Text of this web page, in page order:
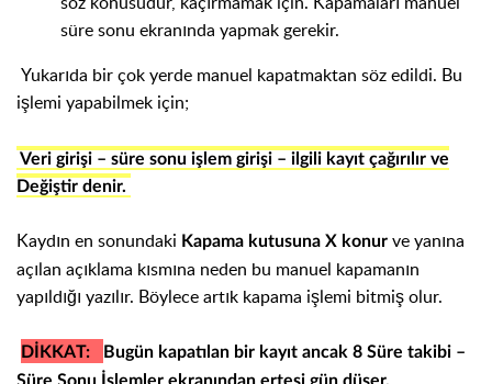
süre sonu ekranında yapmak gerekir.
Yukarıda bir çok yerde manuel kapatmaktan söz edildi. Bu
işlemi yapabilmek için;
Veri girişi – süre sonu işlem girişi – ilgili kayıt çağırılır ve
Değiştir denir.
Kaydın en sonundaki Kapama kutusuna X konur ve yanına
açılan açıklama kısmına neden bu manuel kapamanın
yapıldığı yazılır. Böylece artık kapama işlemi bitmiş olur.
DİKKAT:
Bugün kapatılan bir kayıt ancak 8 Süre takibi –